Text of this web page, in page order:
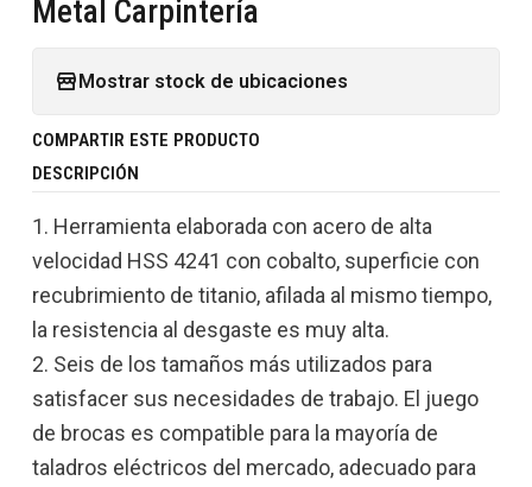
Metal Carpintería
Mostrar stock de ubicaciones
COMPARTIR ESTE PRODUCTO
DESCRIPCIÓN
1. Herramienta elaborada con acero de alta
velocidad HSS 4241 con cobalto, superficie con
recubrimiento de titanio, afilada al mismo tiempo,
la resistencia al desgaste es muy alta.
2. Seis de los tamaños más utilizados para
satisfacer sus necesidades de trabajo. El juego
de brocas es compatible para la mayoría de
taladros eléctricos del mercado, adecuado para